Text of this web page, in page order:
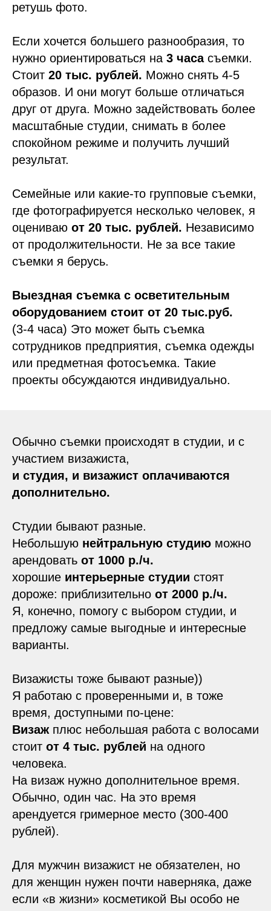
ретушь фото.
Если хочется большего разнообразия, то
нужно ориентироваться на 3 часасъемки.
Стоит 20 тыс. рублей. Можно снять 4-5
образов. И они могут больше отличаться
друг от друга. Можно задействовать более
масштабные студии, снимать в более
спокойном режиме и получить лучший
результат.
Семейные или какие-то групповые съемки,
где фотографируется несколько человек, я
оцениваю от 20 тыс. рублей. Независимо
от продолжительности. Не за все такие
съемки я берусь.
Выездная съемка с осветительным
оборудованием стоит от 20 тыс.руб.
(3-4 часа) Это может быть съемка
сотрудников предприятия, съемка одежды
или предметная фотосъемка. Такие
проекты обсуждаются индивидуально.
Обычно съемки происходят в студии, и с
участием визажиста,
и студия, и визажист оплачиваются
дополнительно.
Студии бывают разные.
Небольшую нейтральную студию можно
арендовать от 1000 р./ч.
хорошие интерьерные студии стоят
дороже: приблизительно от 2000 р./ч.
Я, конечно, помогу с выбором студии, и
предложу самые выгодные и интересные
варианты.
Визажисты тоже бывают разные))
Я работаю с проверенными и, в тоже
время, доступными по-цене:
Визаж плюс небольшая работа с волосами
стоит от 4 тыс. рублей на одного
человека.
На визаж нужно дополнительное время.
Обычно, один час. На это время
арендуется гримерное место (300-400
рублей).
Для мужчин визажист не обязателен, но
для женщин нужен почти наверняка, даже
если «в жизни» косметикой Вы особо не